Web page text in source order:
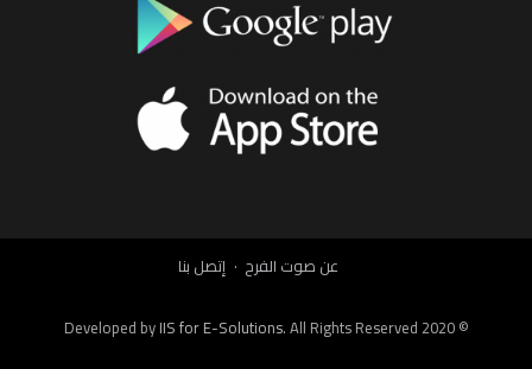
عن صوت الفرح إتصل بنا
© Developed by
IIS for E-Solutions. All Rights Reserved 2020